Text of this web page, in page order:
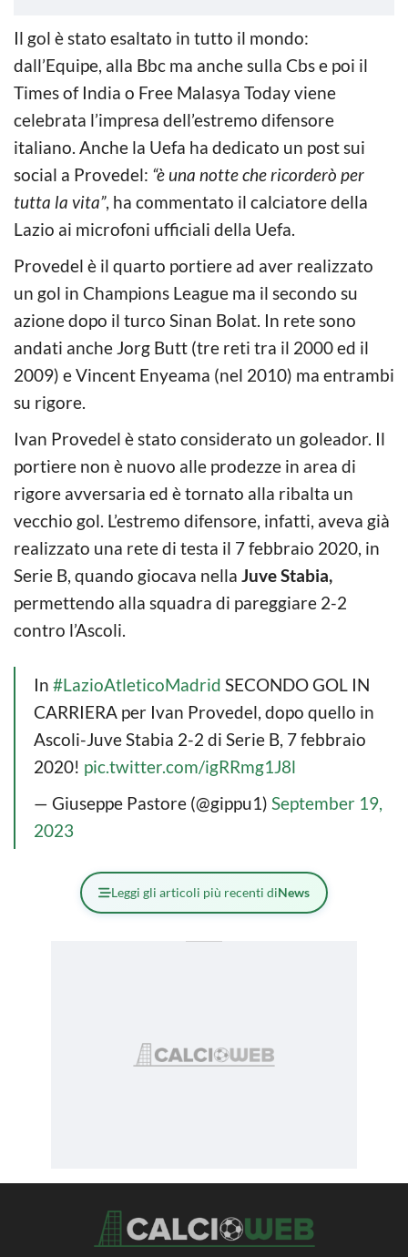
Il gol è stato esaltato in tutto il mondo:
dall’Equipe, alla Bbc ma anche sulla Cbs e poi il
Times of India o Free Malasya Today viene
celebrata l’impresa dell’estremo difensore
italiano. Anche la Uefa ha dedicato un post sui
social a Provedel: “è una notte che ricorderò per
tutta la vita”, ha commentato il calciatore della
Lazio ai microfoni ufficiali della Uefa.
Provedel è il quarto portiere ad aver realizzato
un gol in Champions League ma il secondo su
azione dopo il turco Sinan Bolat. In rete sono
andati anche Jorg Butt (tre reti tra il 2000 ed il
2009) e Vincent Enyeama (nel 2010) ma entrambi
su rigore.
Ivan Provedel è stato considerato un goleador. Il
portiere non è nuovo alle prodezze in area di
rigore avversaria ed è tornato alla ribalta un
vecchio gol. L’estremo difensore, infatti, aveva già
realizzato una rete di testa il 7 febbraio 2020, in
Serie B, quando giocava nella Juve Stabia,
permettendo alla squadra di pareggiare 2-2
contro l’Ascoli.
In #LazioAtleticoMadrid SECONDO GOL IN
CARRIERA per Ivan Provedel, dopo quello in
Ascoli-Juve Stabia 2-2 di Serie B, 7 febbraio
2020! pic.twitter.com/igRRmg1J8l
— Giuseppe Pastore (@gippu1) September 19,
2023
Leggi gli articoli più recenti diNews